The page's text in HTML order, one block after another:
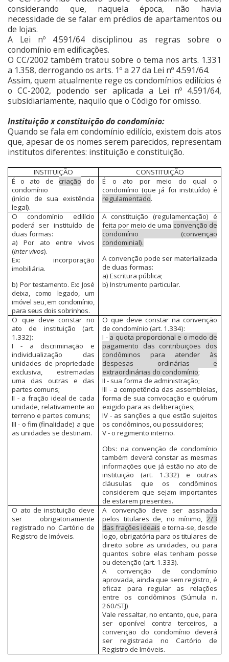
considerando que, naquela época, não havia
necessidade de se falar em prédios de apartamentos ou
de lojas.
A Lei nº 4.591/64 disciplinou as regras sobre o
condomínio em edificações.
O CC/2002 também tratou sobre o tema nos arts. 1.331
a 1.358, derrogando os arts. 1º a 27 da Lei nº 4.591/64.
Assim, quem atualmente rege os condomínios edilícios é
o CC-2002, podendo ser aplicada a Lei nº 4.591/64,
subsidiariamente, naquilo que o Código for omisso.
Instituição x constituição do condomínio:
Quando se fala em condomínio edilício, existem dois atos
que, apesar de os nomes serem parecidos, representam
institutos diferentes: instituição e constituição.
INSTITUIÇÃO
CONSTITUIÇÃO
É o ato de criação do
condomínio
(início de sua existência
legal).
É o ato por meio do qual o
condomínio (que já foi instituído) é
regulamentado.
O condomínio edilício
poderá ser instituído de
duas formas:
a) Por ato entre vivos
(inter vivos).
Ex: incorporação
imobiliária.
b) Por testamento. Ex: José
deixa, como legado, um
imóvel seu, em condomínio,
para seus dois sobrinhos.
A constituição (regulamentação) é
feita por meio de uma convenção de
condomínio (convenção
condominial).
A convenção pode ser materializada
de duas formas:
a) Escritura pública;
b) Instrumento particular.
O que deve constar no
ato de instituição (art.
1.332):
I - a discriminação e
individualização das
unidades de propriedade
exclusiva, estremadas
uma das outras e das
partes comuns;
II - a fração ideal de cada
unidade, relativamente ao
terreno e partes comuns;
III - o fim (finalidade) a que
as unidades se destinam.
O que deve constar na convenção
de condomínio (art. 1.334):
I - a quota proporcional e o modo de
pagamento das contribuições dos
condôminos para atender às
despesas ordinárias e
extraordinárias do condomínio;
II - sua forma de administração;
III - a competência das assembleias,
forma de sua convocação e quórum
exigido para as deliberações;
IV - as sanções a que estão sujeitos
os condôminos, ou possuidores;
V - o regimento interno.
Obs: na convenção de condomínio
também deverá constar as mesmas
informações que já estão no ato de
instituição (art. 1.332) e outras
cláusulas que os condôminos
considerem que sejam importantes
de estarem presentes.
O ato de instituição deve
ser obrigatoriamente
registrado no Cartório de
Registro de Imóveis.
A convenção deve ser assinada
pelos titulares de, no mínimo, 2/3
das frações ideais e torna-se, desde
logo, obrigatória para os titulares de
direito sobre as unidades, ou para
quantos sobre elas tenham posse
ou detenção (art. 1.333).
A convenção de condomínio
aprovada, ainda que sem registro, é
eficaz para regular as relações
entre os condôminos (Súmula n.
260/STJ)
Vale ressaltar, no entanto, que, para
ser oponível contra terceiros, a
convenção do condomínio deverá
ser registrada no Cartório de
Registro de Imóveis.